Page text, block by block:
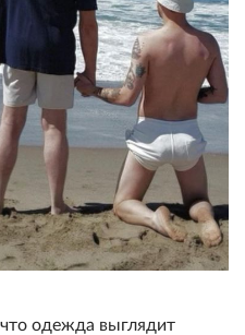
одежда выглядит